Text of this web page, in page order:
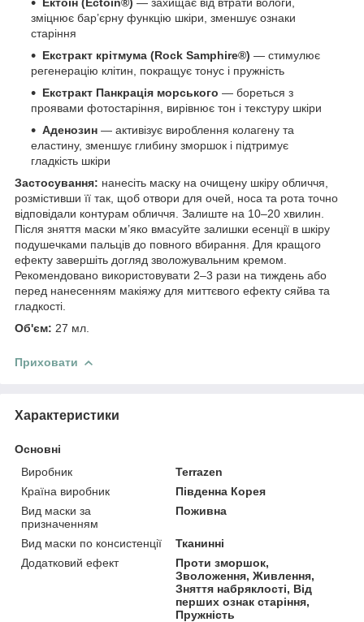
зміцнює бар’єрну функцію шкіри, зменшує ознаки
старіння
Екстракт крітмума (Rock Samphire®) — стимулює
регенерацію клітин, покращує тонус і пружність
Екстракт Панкрація морського — бореться з
проявами фотостаріння, вирівнює тон і текстуру шкіри
Аденозин — активізує вироблення колагену та
еластину, зменшує глибину зморшок і підтримує
гладкість шкіри
Застосування: нанесіть маску на очищену шкіру обличчя,
розмістивши її так, щоб отвори для очей, носа та рота точно
відповідали контурам обличчя. Залиште на 10–20 хвилин.
Після зняття маски м’яко вмасуйте залишки есенції в шкіру
подушечками пальців до повного вбирання. Для кращого
ефекту завершіть догляд зволожувальним кремом.
Рекомендовано використовувати 2–3 рази на тиждень або
перед нанесенням макіяжу для миттєвого ефекту сяйва та
гладкості.
Об'єм: 27 мл.
Приховати
Характеристики
Основні
Виробник
Terrazen
Країна виробник
Південна Корея
Вид маски за
призначенням
Поживна
Вид маски по консистенції
Тканинні
Додатковий ефект
Проти зморшок,
Зволоження, Живлення,
Зняття набряклості, Від
перших ознак старіння,
Пружність